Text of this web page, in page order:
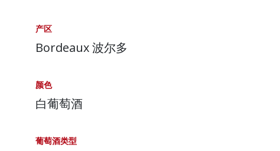
产区
Bordeaux 波尔多
颜色
白葡萄酒
葡萄酒类型